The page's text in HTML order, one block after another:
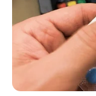
– Zsenya,
Sztyopka
nem látott vele
volna.